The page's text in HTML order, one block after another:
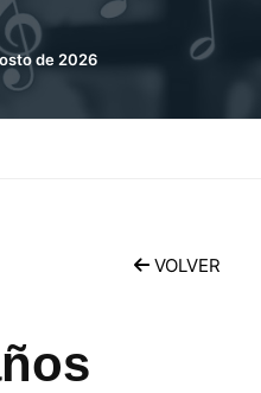
de 2026
VOLVER